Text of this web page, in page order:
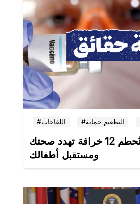
#اللقاحات #التطعيم حماية
اللقاحات.. حقائق تُحطم 12 خرافة تهدد صحتك
ومستقبل أطفالك